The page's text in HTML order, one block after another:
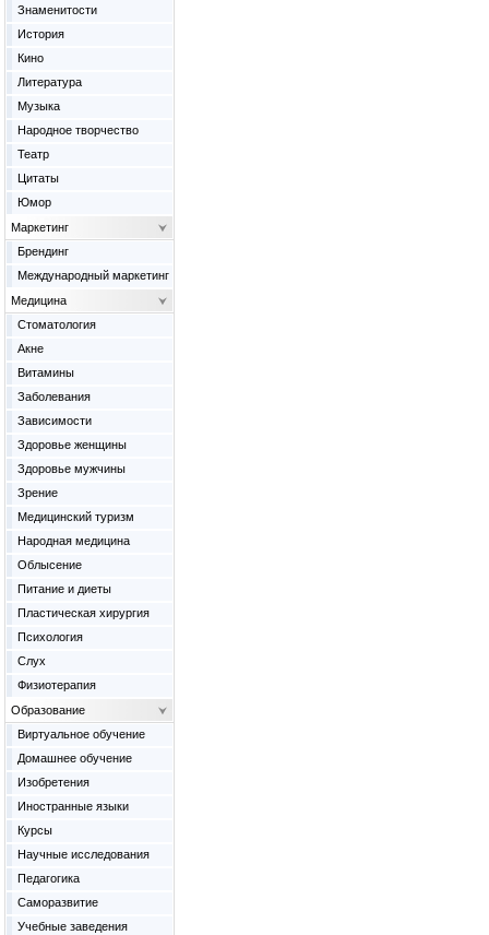
Знаменитости
История
Кино
Литература
Музыка
Народное творчество
Театр
Цитаты
Юмор
Маркетинг
Брендинг
Международный маркетинг
Медицина
Cтоматология
Акне
Витамины
Заболевания
Зависимости
Здоровье женщины
Здоровье мужчины
Зрение
Медицинский туризм
Народная медицина
Облысение
Питание и диеты
Пластическая хирургия
Психология
Слух
Физиотерапия
Образование
Виртуальное обучение
Домашнее обучение
Изобретения
Иностранные языки
Курсы
Научные исследования
Педагогика
Саморазвитие
Учебные заведения